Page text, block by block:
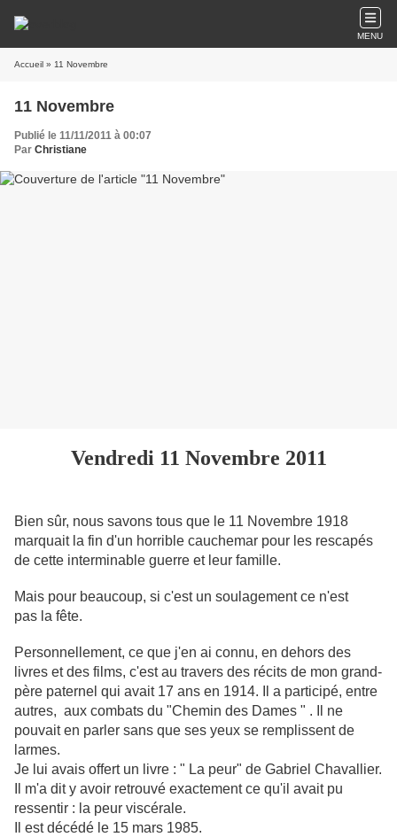
MENU
Accueil » 11 Novembre
11 Novembre
Publié le 11/11/2011 à 00:07
Par Christiane
Vendredi 11 Novembre 2011
Bien sûr, nous savons tous que le 11 Novembre 1918
marquait la fin d'un horrible cauchemar pour les rescapés
de cette interminable guerre et leur famille.
Mais pour beaucoup, si c'est un soulagement ce n'est
pas la fête.
Personnellement, ce que j'en ai connu, en dehors des
livres et des films, c'est au travers des récits de mon grand-
père paternel qui avait 17 ans en 1914. Il a participé, entre
autres, aux combats du "Chemin des Dames " . Il ne
pouvait en parler sans que ses yeux se remplissent de
larmes.
Je lui avais offert un livre : " La peur" de Gabriel Chavallier.
Il m'a dit y avoir retrouvé exactement ce qu'il avait pu
ressentir : la peur viscérale.
Il est décédé le 15 mars 1985.